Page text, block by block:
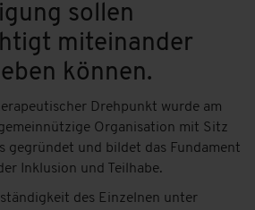
sollen
miteinander
können.
Drehpunkt wurde am
Organisation mit Sitz
gegründet und bildet das Fundament
Inklusion und Teilhabe.
des Einzelnen unter